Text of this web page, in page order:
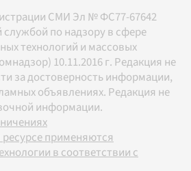
СМИ Эл № ФС77-67642
по надзору в сфере
технологий и массовых
10.11.2016 г. Редакция не
за достоверность информации,
объявлениях. Редакция не
информации.
применяются
в соответствии с